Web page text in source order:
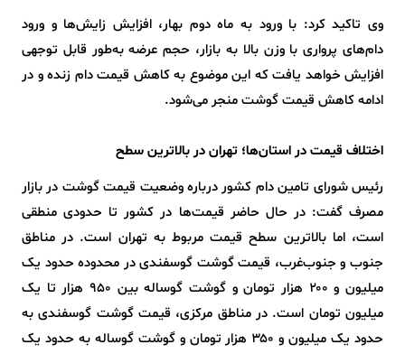
وی تاکید کرد: با ورود به ماه دوم بهار، افزایش زایش‌ها و ورود
دام‌های پرواری با وزن بالا به بازار، حجم عرضه به‌طور قابل توجهی
افزایش خواهد یافت که این موضوع به کاهش قیمت دام زنده و در
ادامه کاهش قیمت گوشت منجر می‌شود.
اختلاف قیمت در استان‌ها؛ تهران در بالاترین سطح
رئیس شورای تامین دام کشور درباره وضعیت قیمت گوشت در بازار
مصرف گفت: در حال حاضر قیمت‌ها در کشور تا حدودی منطقی
است، اما بالاترین سطح قیمت مربوط به تهران است. در مناطق
جنوب و جنوب‌غرب، قیمت گوشت گوسفندی در محدوده حدود یک
میلیون و ۲۰۰ هزار تومان و گوشت گوساله بین ۹۵۰ هزار تا یک
میلیون تومان است. در مناطق مرکزی، قیمت گوشت گوسفندی به
حدود یک میلیون و ۳۵۰ هزار تومان و گوشت گوساله به حدود یک